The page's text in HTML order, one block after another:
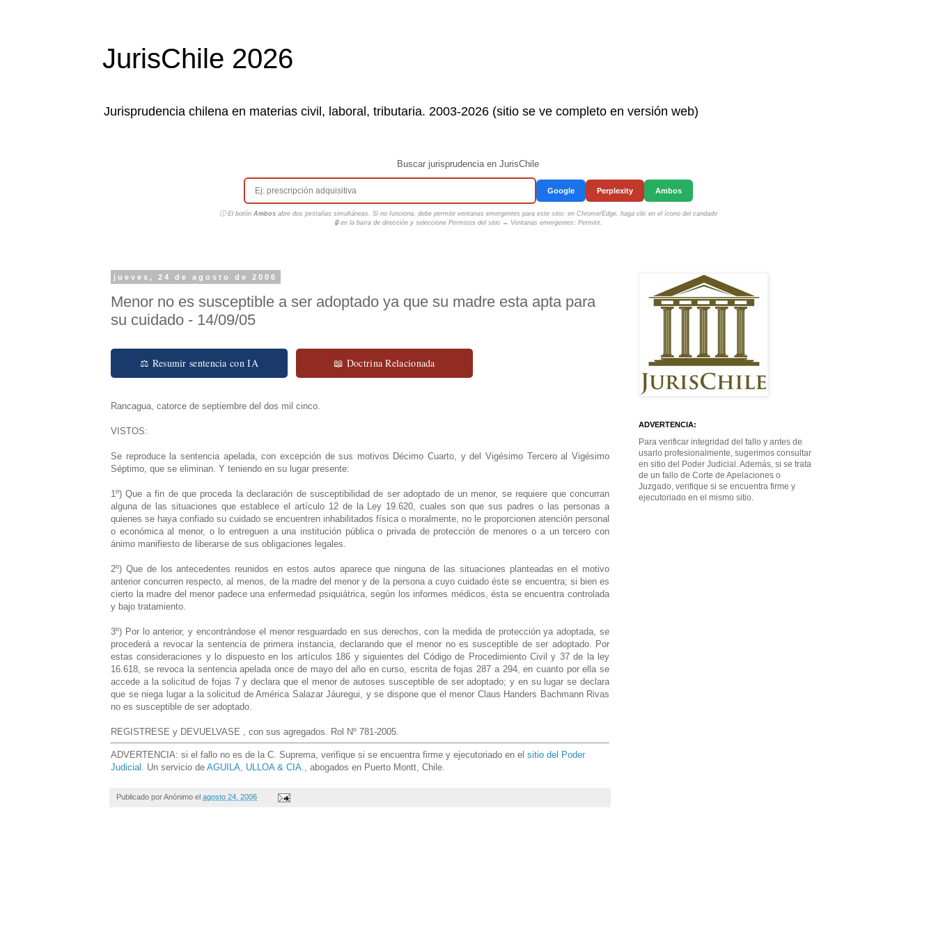
JurisChile 2026
Jurisprudencia chilena en materias civil, laboral, tributaria. 2003-2026 (sitio se ve completo en versión web)
Buscar jurisprudencia en JurisChile
Google Perplexity Ambos
ⓘ El botón Ambosabre dos pestañas simultáneas. Si no funciona, debe permitir ventanas emergentes para este sitio: en Chrome/Edge, haga clic en el ícono del candado
🔒 en la barra de dirección y seleccione Permisos del sitio → Ventanas emergentes: Permitir.
jueves, 24 de agosto de 2006
Menor no es susceptible a ser adoptado ya que su madre esta apta para
su cuidado - 14/09/05
⚖ Resumir sentencia con IA 📖 Doctrina Relacionada
Rancagua, catorce de septiembre del dos mil cinco.
VISTOS:
Se reproduce la sentencia apelada, con excepción de sus motivos Décimo Cuarto, y del Vigésimo Tercero al Vigésimo
Séptimo, que se eliminan. Y teniendo en su lugar presente:
1º) Que a fin de que proceda la declaración de susceptibilidad de ser adoptado de un menor, se requiere que concurran
alguna de las situaciones que establece el artículo 12 de la Ley 19.620, cuales son que sus padres o las personas a
quienes se haya confiado su cuidado se encuentren inhabilitados física o moralmente, no le proporcionen atención personal
o económica al menor, o lo entreguen a una institución pública o privada de protección de menores o a un tercero con
ánimo manifiesto de liberarse de sus obligaciones legales.
2º) Que de los antecedentes reunidos en estos autos aparece que ninguna de las situaciones planteadas en el motivo
anterior concurren respecto, al menos, de la madre del menor y de la persona a cuyo cuidado éste se encuentra; si bien es
cierto la madre del menor padece una enfermedad psiquiátrica, según los informes médicos, ésta se encuentra controlada
y bajo tratamiento.
3º) Por lo anterior, y encontrándose el menor resguardado en sus derechos, con la medida de protección ya adoptada, se
procederá a revocar la sentencia de primera instancia, declarando que el menor no es susceptible de ser adoptado. Por
estas consideraciones y lo dispuesto en los artículos 186 y siguientes del Código de Procedimiento Civil y 37 de la ley
16.618, se revoca la sentencia apelada once de mayo del año en curso, escrita de fojas 287 a 294, en cuanto por ella se
accede a la solicitud de fojas 7 y declara que el menor de autoses susceptible de ser adoptado; y en su lugar se declara
que se niega lugar a la solicitud de América Salazar Jáuregui, y se dispone que el menor Claus Handers Bachmann Rivas
no es susceptible de ser adoptado.
REGISTRESE y DEVUELVASE , con sus agregados. Rol Nº 781-2005
ADVERTENCIA: si el fallo no es de la C. Suprema, verifique si se encuentra firme y ejecutoriado en el sitio del Poder
Judicial
. Un servicio de AGUILA, ULLOA & CIA. , abogados en Puerto Montt, Chile.
Publicado porAnónimo el agosto 24, 2006
ADVERTENCIA:
Para verificar integridad del fallo y antes de
usarlo profesionalmente, sugerimos consultar
en sitio del Poder Judicial. Además, si se trata
de un fallo de Corte de Apelaciones o
Juzgado, verifique si se encuentra firme y
ejecutoriado en el mismo sitio.